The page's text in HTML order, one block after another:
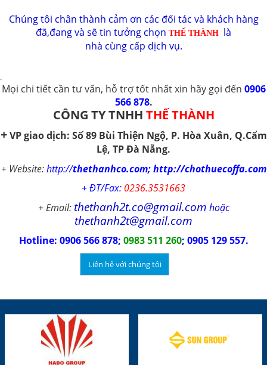
Chúng tôi chân thành cảm ơn các đối tác và khách hàng
đã,đang và sẽ tin tưởng chọn THẾ THÀNH là
nhà cùng cấp dịch vụ.
.
Mọi chi tiết cần tư vấn, hỗ trợ tốt nhất xin hãy gọi đến 0906
566 878.
CÔNG TY TNHH THẾ THÀNH
+ VP giao dịch: Số 89 Bùi Thiện Ngộ, P. Hòa Xuân, Q.Cẩm
Lệ, TP Đà Nẵng.
+ Website: http://thethanhco.com; http://chothuecoffa.com
+ ĐT/Fax: 0236.3531663
+ Email: thethanh2t.co@gmail.com hoặc
thethanh2t@gmail.com
Hotline: 0906 566 878; 0983 511 260; 0905 129 557.
Liên hệ với chúng tôi